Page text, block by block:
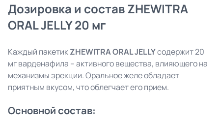
Дозировка и состав ZHEWITRA
ORAL JELLY 20 мг
Каждый пакетикZHEWITRA ORAL JELLYсодержит 20
мг варденафила – активного вещества, влияющего на
механизмы эрекции. Оральное желе обладает
приятным вкусом, что облегчает его прием.
Основной состав: